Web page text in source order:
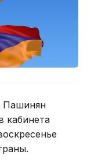
Пашинян
кабинета